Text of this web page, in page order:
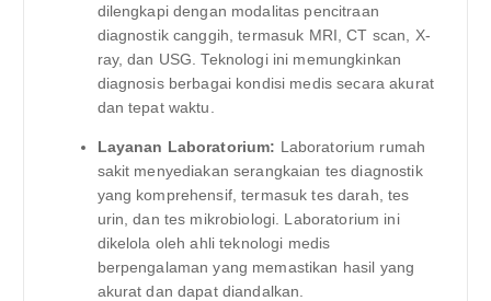
dilengkapi dengan modalitas pencitraan
diagnostik canggih, termasuk MRI, CT scan, X-
ray, dan USG. Teknologi ini memungkinkan
diagnosis berbagai kondisi medis secara akurat
dan tepat waktu.
Layanan Laboratorium: Laboratorium rumah
sakit menyediakan serangkaian tes diagnostik
yang komprehensif, termasuk tes darah, tes
urin, dan tes mikrobiologi. Laboratorium ini
dikelola oleh ahli teknologi medis
berpengalaman yang memastikan hasil yang
akurat dan dapat diandalkan.